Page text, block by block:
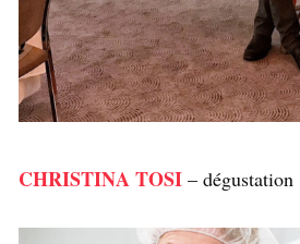
CHRISTINA TOSI – dégustation